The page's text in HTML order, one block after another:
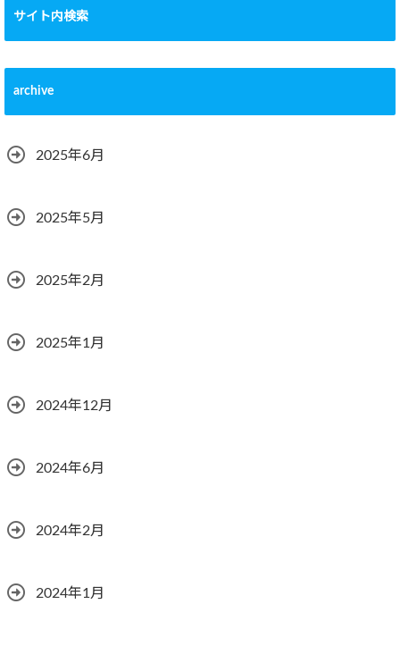
サイト内検索
archive
2025年6月
2025年5月
2025年2月
2025年1月
2024年12月
2024年6月
2024年2月
2024年1月